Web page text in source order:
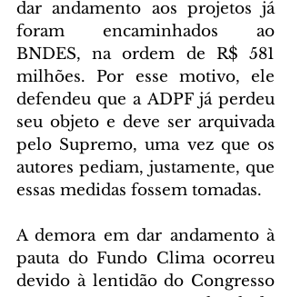
dar andamento aos projetos já
foram encaminhados ao
BNDES, na ordem de R$ 581
milhões. Por esse motivo, ele
defendeu que a ADPF já perdeu
seu objeto e deve ser arquivada
pelo Supremo, uma vez que os
autores pediam, justamente, que
essas medidas fossem tomadas.
A demora em dar andamento à
pauta do Fundo Clima ocorreu
devido à lentidão do Congresso